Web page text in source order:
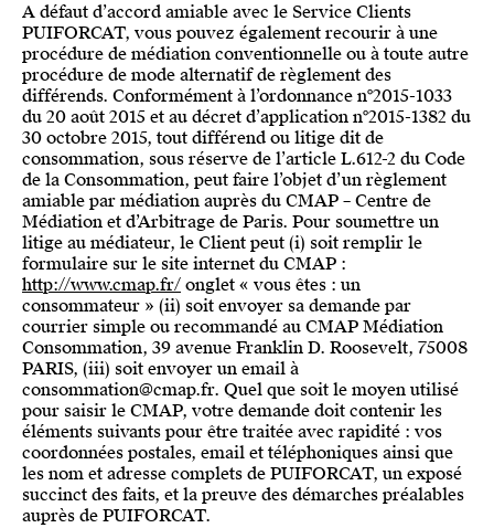
A défaut d’accord amiable avec le Service Clients
PUIFORCAT, vous pouvez également recourir à une
procédure de médiation conventionnelle ou à toute autre
procédure de mode alternatif de règlement des
différends. Conformément à l’ordonnance n°2015-1033
du 20 août 2015 et au décret d’application n°2015-1382 du
30 octobre 2015, tout différend ou litige dit de
consommation, sous réserve de l’article L.612-2 du Code
de la Consommation, peut faire l’objet d’un règlement
amiable par médiation auprès du CMAP – Centre de
Médiation et d’Arbitrage de Paris. Pour soumettre un
litige au médiateur, le Client peut (i) soit remplir le
formulaire sur le site internet du CMAP :
http://www.cmap.fr/ onglet « vous êtes : un
consommateur » (ii) soit envoyer sa demande par
courrier simple ou recommandé au CMAP Médiation
Consommation, 39 avenue Franklin D. Roosevelt, 75008
PARIS, (iii) soit envoyer un email à
consommation@cmap.fr. Quel que soit le moyen utilisé
pour saisir le CMAP, votre demande doit contenir les
éléments suivants pour être traitée avec rapidité : vos
coordonnées postales, email et téléphoniques ainsi que
les nom et adresse complets de PUIFORCAT, un exposé
succinct des faits, et la preuve des démarches préalables
auprès de PUIFORCAT.